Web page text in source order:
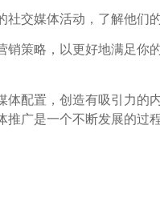
社交媒体活动，了解他们
销策略，以更好地满足你的
体配置，创造有吸引力的
推广是一个不断发展的过